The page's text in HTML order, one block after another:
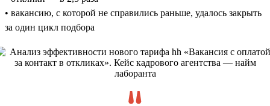
• вакансию, с которой не справились раньше, удалось закрыть
за один цикл подбора